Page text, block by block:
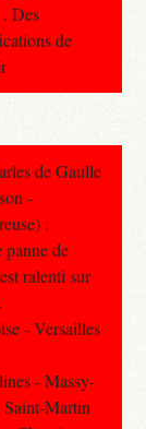
Des
de
de Gaulle
-
:
de
ralenti sur
- Versailles
- Massy-
Saint-Martin